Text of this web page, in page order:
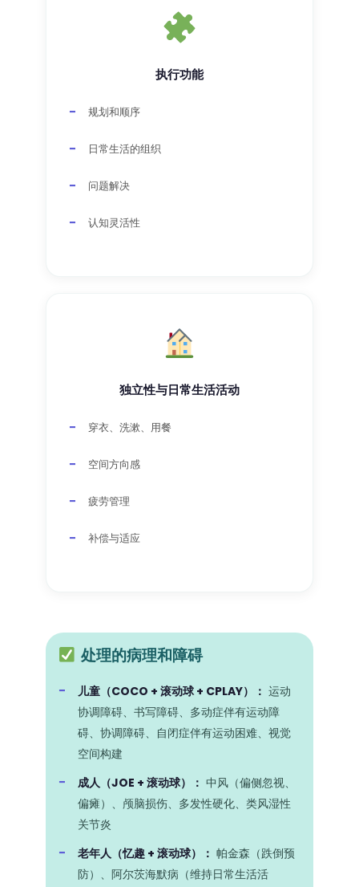
执行功能
规划和顺序
日常生活的组织
问题解决
认知灵活性
独立性与日常生活活动
穿衣、洗漱、用餐
空间方向感
疲劳管理
补偿与适应
处理的病理和障碍
儿童（COCO + 滚动球 + CPLAY）： 运动
协调障碍、书写障碍、多动症伴有运动障
碍、协调障碍、自闭症伴有运动困难、视觉
空间构建
成人（JOE + 滚动球）： 中风（偏侧忽视、
偏瘫）、颅脑损伤、多发性硬化、类风湿性
关节炎
老年人（忆趣 + 滚动球）： 帕金森（跌倒预
防）、阿尔茨海默病（维持日常生活活